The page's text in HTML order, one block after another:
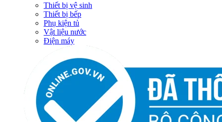
Thiết bị vệ sinh
Thiết bị bếp
Phụ kiện tủ
Vật liệu nước
Điện máy